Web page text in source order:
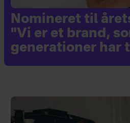
Nomineret til
"Vi er et brand,
generationer har